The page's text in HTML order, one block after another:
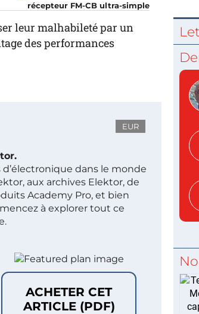
récepteur FM-CB ultra-simple
leur malhabileté par un
des performances
EUR
dans le monde
aux archives Elektor, de
Academy Pro, et bien
à explorer tout ce
ACHETER CET
ARTICLE (PDF)